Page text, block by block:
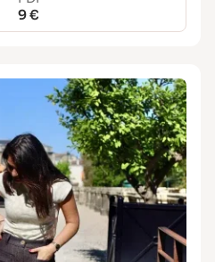
9 €